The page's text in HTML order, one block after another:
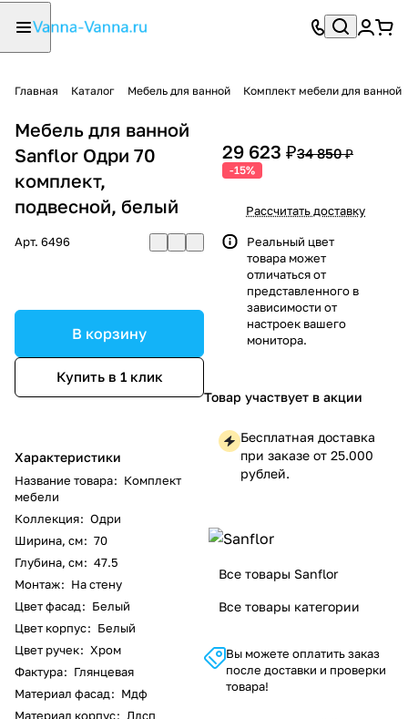
Главная Каталог Мебель для ванной Комплект мебели для ванной
Мебель для ванной
Sanflor Одри 70
комплект,
подвесной, белый
Арт. 6496
В корзину
Купить в 1 клик
Характеристики
Название товара: Комплект
мебели
Коллекция: Одри
Ширина, см: 70
Глубина, см: 47.5
Монтаж: На стену
Цвет фасад: Белый
Цвет корпус: Белый
Цвет ручек: Хром
Фактура: Глянцевая
Материал фасад: Мдф
Материал корпус: Лдсп
29 623 ₽34 850 ₽
-15%
Рассчитать доставку
Реальный цвет
товара может
отличаться от
представленного в
зависимости от
настроек вашего
монитора.
Товар участвует в акции
Бесплатная доставка
при заказе от 25.000
рублей.
Все товары Sanflor
Все товары категории
Вы можете оплатить заказ
после доставки и проверки
товара!